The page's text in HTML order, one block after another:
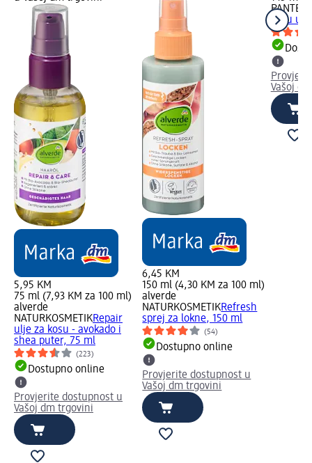
5,95 KM
75 ml (7,93 KM za 100 ml)
alverde
NATURKOSMETIKRepair
ulje za kosu - avokado i
shea puter, 75 ml
(223)
Dostupno online
Provjerite dostupnost u
Vašoj dm trgovini
6,45 KM
150 ml (4,30 KM za 100 ml)
alverde
NATURKOSMETIKRefresh
sprej za lokne, 150 ml
(54)
Dostupno online
Provjerite dostupnost u
Vašoj dm trgovini
kosu u
Vašoj